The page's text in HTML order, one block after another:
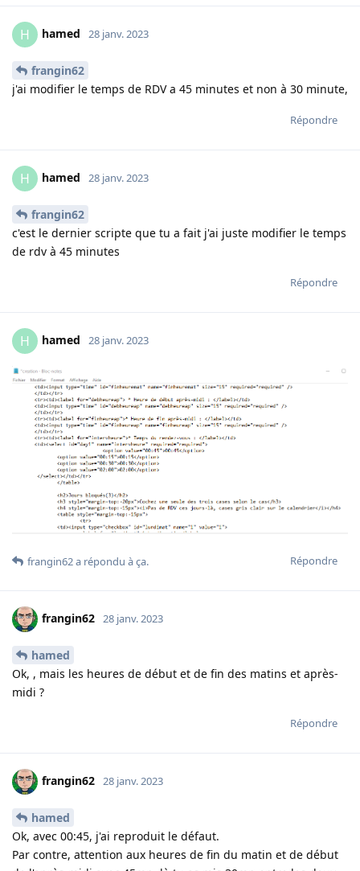
H hamed 28 janv. 2023
frangin62
j'ai modifier le temps de RDV a 45 minutes et non à 30 minute,
Répondre
H hamed 28 janv. 2023
frangin62
c'est le dernier scripte que tu a fait j'ai juste modifier le temps
de rdv à 45 minutes
Répondre
H hamed 28 janv. 2023
Répondre
frangin62a répondu à ça.
frangin62 28 janv. 2023
hamed
Ok, , mais les heures de début et de fin des matins et après-
midi ?
Répondre
frangin62 28 janv. 2023
hamed
Ok, avec 00:45, j'ai reproduit le défaut.
Par contre, attention aux heures de fin du matin et de début